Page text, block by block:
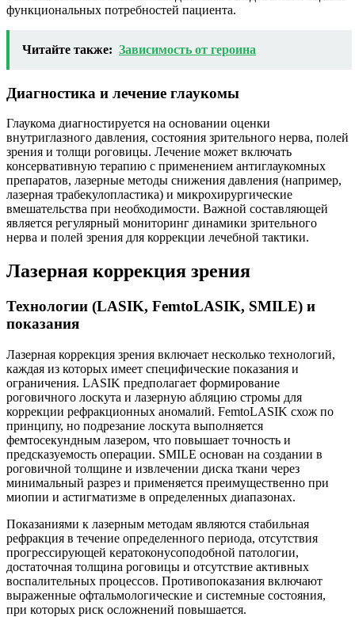
функциональных потребностей пациента.
Читайте также: Зависимость от героина
Диагностика и лечение глаукомы
Глаукома диагностируется на основании оценки
внутриглазного давления, состояния зрительного нерва, полей
зрения и толщи роговицы. Лечение может включать
консервативную терапию с применением антиглаукомных
препаратов, лазерные методы снижения давления (например,
лазерная трабекулопластика) и микрохирургические
вмешательства при необходимости. Важной составляющей
является регулярный мониторинг динамики зрительного
нерва и полей зрения для коррекции лечебной тактики.
Лазерная коррекция зрения
Технологии (LASIK, FemtoLASIK, SMILE) и
показания
Лазерная коррекция зрения включает несколько технологий,
каждая из которых имеет специфические показания и
ограничения. LASIK предполагает формирование
роговичного лоскута и лазерную абляцию стромы для
коррекции рефракционных аномалий. FemtoLASIK схож по
принципу, но подрезание лоскута выполняется
фемтосекундным лазером, что повышает точность и
предсказуемость операции. SMILE основан на создании в
роговичной толщине и извлечении диска ткани через
минимальный разрез и применяется преимущественно при
миопии и астигматизме в определенных диапазонах.
Показаниями к лазерным методам являются стабильная
рефракция в течение определенного периода, отсутствия
прогрессирующей кератоконусоподобной патологии,
достаточная толщина роговицы и отсутствие активных
воспалительных процессов. Противопоказания включают
выраженные офтальмологические и системные состояния,
при которых риск осложнений повышается.